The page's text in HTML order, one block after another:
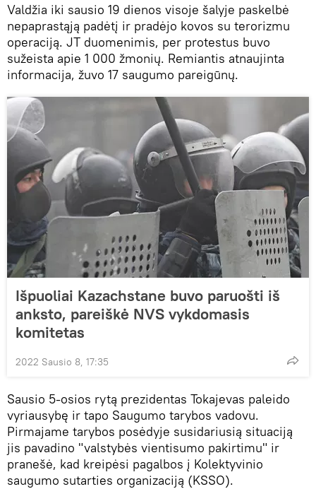
Valdžia iki sausio 19 dienos visoje šalyje paskelbė
nepaprastąją padėtį ir pradėjo kovos su terorizmu
operaciją. JT duomenimis, per protestus buvo
sužeista apie 1 000 žmonių. Remiantis atnaujinta
informacija, žuvo 17 saugumo pareigūnų.
Išpuoliai Kazachstane buvo paruošti iš
anksto, pareiškė NVS vykdomasis
komitetas
2022 Sausio 8, 17:35
Sausio 5-osios rytą prezidentas Tokajevas paleido
vyriausybę ir tapo Saugumo tarybos vadovu.
Pirmajame tarybos posėdyje susidariusią situaciją
jis pavadino "valstybės vientisumo pakirtimu" ir
pranešė, kad kreipėsi pagalbos į Kolektyvinio
saugumo sutarties organizaciją (KSSO).